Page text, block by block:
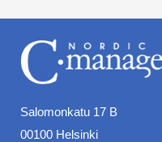
Salomonkatu 17 B
00100 Helsinki